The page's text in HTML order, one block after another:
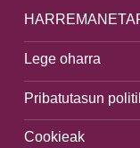
Lege oharra
Pribatutasun
Cookieak